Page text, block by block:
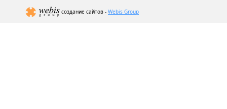
создание сайтов - Webis Group